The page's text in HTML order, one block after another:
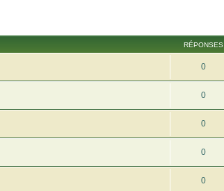
RÉPONSES
0
0
0
0
0